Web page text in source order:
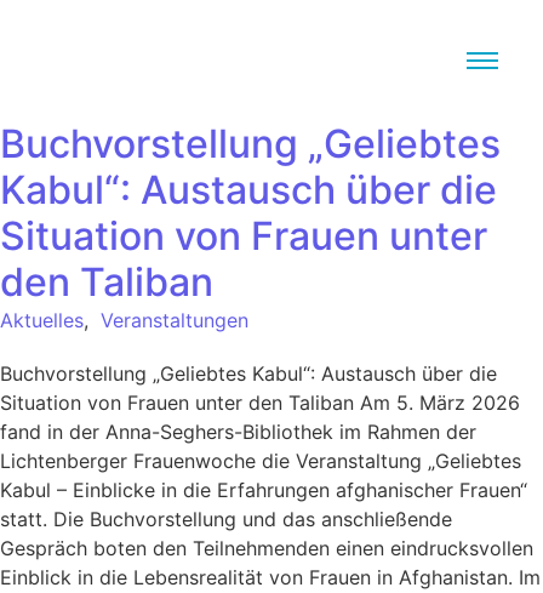
Buchvorstellung „Geliebtes
Kabul“: Austausch über die
Situation von Frauen unter
den Taliban
Aktuelles, Veranstaltungen
Buchvorstellung „Geliebtes Kabul“: Austausch über die
Situation von Frauen unter den Taliban Am 5. März 2026
fand in der Anna-Seghers-Bibliothek im Rahmen der
Lichtenberger Frauenwoche die Veranstaltung „Geliebtes
Kabul – Einblicke in die Erfahrungen afghanischer Frauen“
statt. Die Buchvorstellung und das anschließende
Gespräch boten den Teilnehmenden einen eindrucksvollen
Einblick in die Lebensrealität von Frauen in Afghanistan. Im